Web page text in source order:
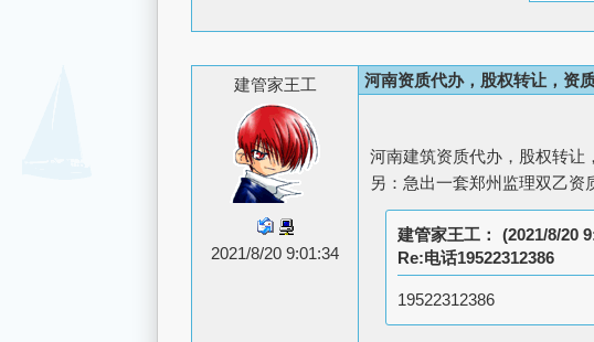
建管家王工
2021/8/20 9:01:34
河南资质代办，股权转让，资
河南建筑资质代办，股权转让
另：急出一套郑州监理双乙资
建管家王工：
(2021/8/20
Re:电话19522312386
19522312386